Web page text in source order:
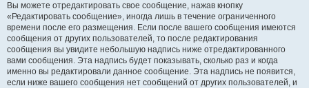
Вы можете отредактировать свое сообщение, нажав кнопку
«Редактировать сообщение», иногда лишь в течение ограниченного
времени после его размещения. Если после вашего сообщения имеются
сообщения от других пользователей, то после редактирования
сообщения вы увидите небольшую надпись ниже отредактированного
вами сообщения. Эта надпись будет показывать, сколько раз и когда
именно вы редактировали данное сообщение. Эта надпись не появится,
если ниже вашего сообщения нет сообщений от других пользователей, и